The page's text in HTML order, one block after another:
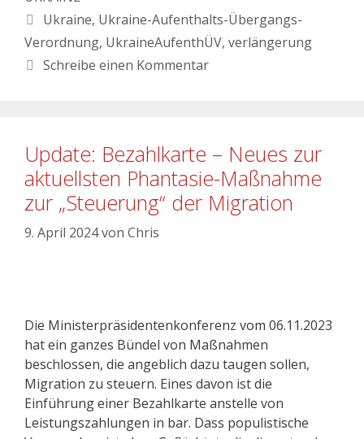
Ukraine, Ukraine-Aufenthalts-Übergangs-
Verordnung, UkraineAufenthÜV, verlängerung
Schreibe einen Kommentar
Update: Bezahlkarte – Neues zur
aktuellsten Phantasie-Maßnahme
zur „Steuerung“ der Migration
9. April 2024von Chris
Die Ministerpräsidentenkonferenz vom 06.11.2023
hat ein ganzes Bündel von Maßnahmen
beschlossen, die angeblich dazu taugen sollen,
Migration zu steuern. Eines davon ist die
Einführung einer Bezahlkarte anstelle von
Leistungszahlungen in bar. Dass populistische